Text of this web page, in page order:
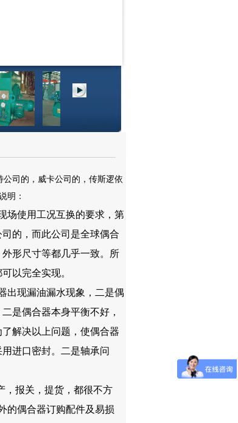
司的，威卡公司的，传斯逻依
明：
场使用工况互换的要求，第
的，而此公司是全球偶合
形尺寸等都几乎一致。所
以完全实现。
出现漏油漏水现象，二是偶
是偶合器本身平衡不好，
解决以上问题，使偶合器
进口密封。二是轴承问
，报关，提货，都很不方
的偶合器订购配件及易损